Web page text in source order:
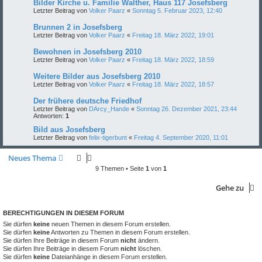
Bilder Kirche u. Familie Walther, Haus 117 Josefsberg
Letzter Beitrag von Volker Paarz « Sonntag 5. Februar 2023, 12:40
Brunnen 2 in Josefsberg
Letzter Beitrag von Volker Paarz « Freitag 18. März 2022, 19:01
Bewohnen in Josefsberg 2010
Letzter Beitrag von Volker Paarz « Freitag 18. März 2022, 18:59
Weitere Bilder aus Josefsberg 2010
Letzter Beitrag von Volker Paarz « Freitag 18. März 2022, 18:57
Der frühere deutsche Friedhof
Letzter Beitrag von DArcy_Hande « Sonntag 26. Dezember 2021, 23:44
Antworten: 1
Bild aus Josefsberg
Letzter Beitrag von felix-tigerbunt « Freitag 4. September 2020, 11:01
Neues Thema
9 Themen • Seite 1 von 1
Gehe zu
BERECHTIGUNGEN IN DIESEM FORUM
Sie dürfen keine neuen Themen in diesem Forum erstellen.
Sie dürfen keineAntworten zu Themen in diesem Forum erstellen.
Sie dürfen Ihre Beiträge in diesem Forum nicht ändern.
Sie dürfen Ihre Beiträge in diesem Forum nicht löschen.
Sie dürfen keine Dateianhänge in diesem Forum erstellen.